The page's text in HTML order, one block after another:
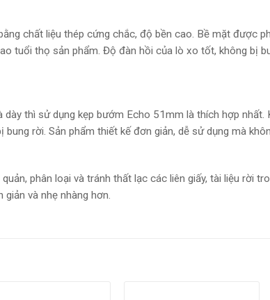
chất liệu thép cứng chắc, độ bền cao. Bề mặt được
tuổi thọ sản phẩm. Độ đàn hồi của lò xo tốt, không bị
dày thì sử dụng kẹp bướm Echo 51mm là thích hợp nhất.
rời. Sản phẩm thiết kế đơn giản, dễ sử dụng mà
phân loại và tránh thất lạc các liên giấy, tài liệu rời
và nhẹ nhàng hơn.